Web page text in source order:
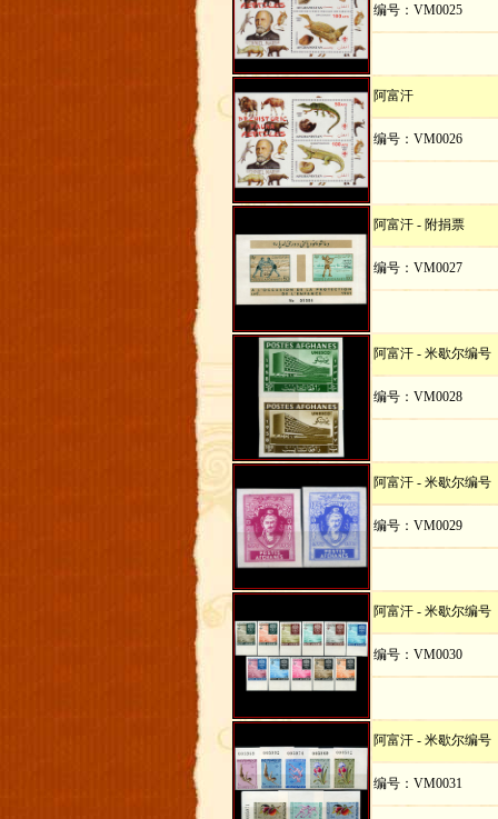
编号：VM0025
阿富汗
编号：VM0026
阿富汗 - 附捐票
编号：VM0027
阿富汗 - 米歇尔编号
编号：VM0028
阿富汗 - 米歇尔编号
编号：VM0029
阿富汗 - 米歇尔编号
编号：VM0030
阿富汗 - 米歇尔编号
编号：VM0031